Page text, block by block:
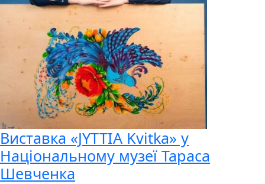
Виставка «JYTTIA Kvitka» у
Національному музеї Тараса
Шевченка